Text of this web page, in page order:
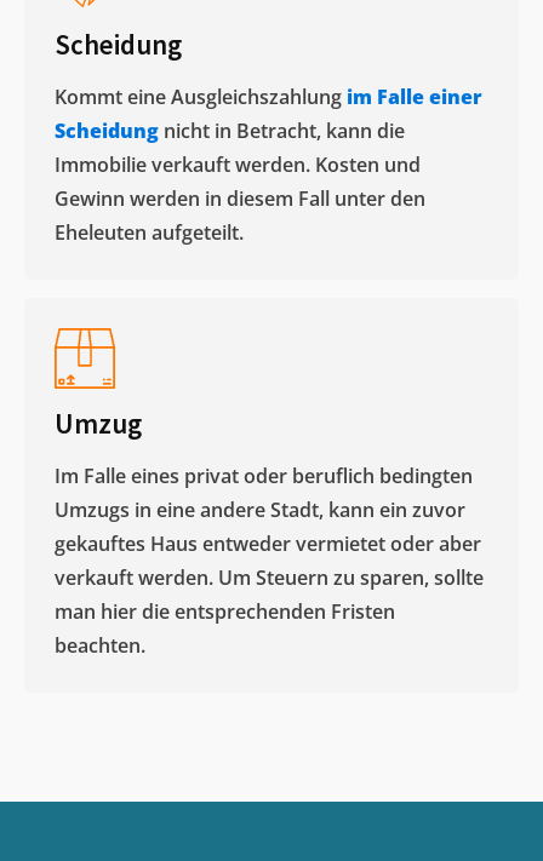
Scheidung
Kommt eine Ausgleichszahlung im Falle einer
Scheidung nicht in Betracht, kann die
Immobilie verkauft werden. Kosten und
Gewinn werden in diesem Fall unter den
Eheleuten aufgeteilt.​
Umzug
Im Falle eines privat oder beruflich bedingten
Umzugs in eine andere Stadt, kann ein zuvor
gekauftes Haus entweder vermietet oder aber
verkauft werden. Um Steuern zu sparen, sollte
man hier die entsprechenden Fristen
beachten.